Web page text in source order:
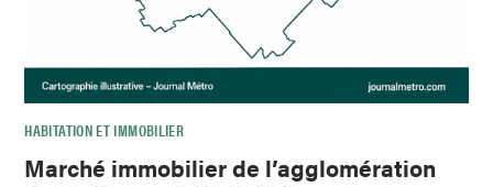
HABITATION ET IMMOBILIER
Marché immobilier de l’agglomération